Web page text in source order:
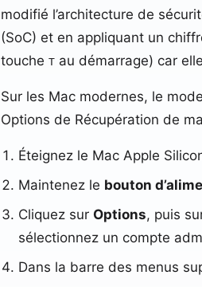
modifié l’architecture de
(SoC) et en appliquant un
touche Tau démarrage) car
Sur les Mac modernes, le
Options de Récupération de
Éteignez le Mac Apple
Maintenez le bouton
Cliquez sur Options, puis
sélectionnez un compte
Dans la barre des menus